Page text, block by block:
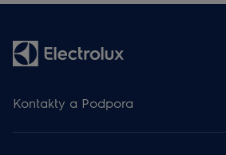
Kontakty a Podpora